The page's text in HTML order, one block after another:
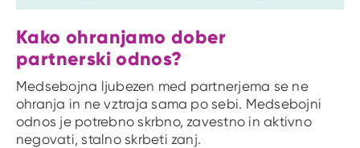
Kako ohranjamo dober
partnerski odnos?
Medsebojna ljubezen med partnerjema se ne
ohranja in ne vztraja sama po sebi. Medsebojni
odnos je potrebno skrbno, zavestno in aktivno
negovati, stalno skrbeti zanj.